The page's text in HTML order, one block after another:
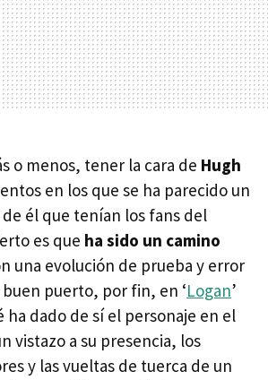
o menos, tener la cara de Hugh
en los que se ha parecido un
él que tenían los fans del
es que ha sido un camino
una evolución de prueba y error
puerto, por fin, en ‘Logan’
ha dado de sí el personaje en el
vistazo a su presencia, los
y las vueltas de tuerca de un